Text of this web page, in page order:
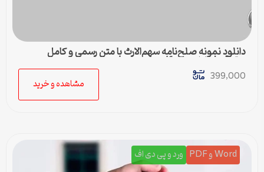
دانلود نمونه صلح‌نامه سهم‌الارث با متن رسمی و کامل
399,000
مشاهده و خرید
Word و PDF ورد و پی دی اف